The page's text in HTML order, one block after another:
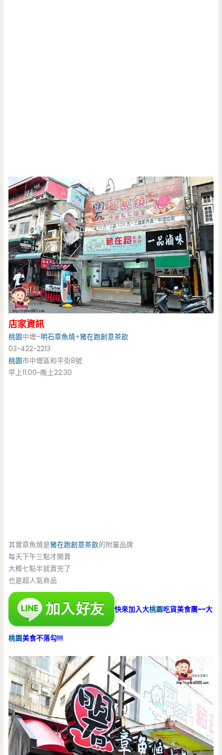
店家資訊
桃園中壢–明石章魚燒+豬在跑創意茶飲
03-422-2213
桃園市中壢區和平街8號
早上11:00~晚上22:30
其實章魚燒是豬在跑創意茶飲的附屬品牌
每天下午三點才開賣
大概七點半就賣完了
也是超人氣商品
快來加入大桃園吃貨美食團~~大
桃園美食不落勾!!!